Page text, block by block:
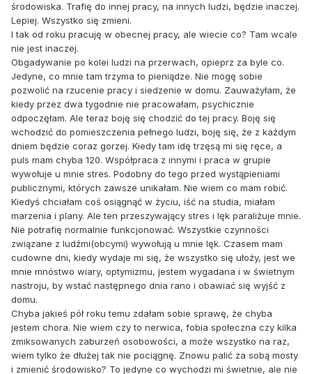
środowiska. Trafię do innej pracy, na innych ludzi, będzie inaczej.
Lepiej. Wszystko się zmieni.
I tak od roku pracuję w obecnej pracy, ale wiecie co? Tam wcale
nie jest inaczej.
Obgadywanie po kolei ludzi na przerwach, opieprz za byle co.
Jedyne, co mnie tam trzyma to pieniądze. Nie mogę sobie
pozwolić na rzucenie pracy i siedzenie w domu. Zauważyłam, że
kiedy przez dwa tygodnie nie pracowałam, psychicznie
odpoczęłam. Ale teraz boję się chodzić do tej pracy. Boję się
wchodzić do pomieszczenia pełnego ludzi, boję się, że z każdym
dniem będzie coraz gorzej. Kiedy tam idę trzęsą mi się ręce, a
puls mam chyba 120. Współpraca z innymi i praca w grupie
wywołuje u mnie stres. Podobny do tego przed wystąpieniami
publicznymi, których zawsze unikałam. Nie wiem co mam robić.
Kiedyś chciałam coś osiągnąć w życiu, iść na studia, miałam
marzenia i plany. Ale ten przeszywający stres i lęk paraliżuje mnie.
Nie potrafię normalnie funkcjonować. Wszystkie czynności
związane z ludźmi(obcymi) wywołują u mnie lęk. Czasem mam
cudowne dni, kiedy wydaje mi się, że wszystko się ułoży, jest we
mnie mnóstwo wiary, optymizmu, jestem wygadana i w świetnym
nastroju, by wstać następnego dnia rano i obawiać się wyjść z
domu.
Chyba jakieś pół roku temu zdałam sobie sprawę, że chyba
jestem chora. Nie wiem czy to nerwica, fobia społeczna czy kilka
zmiksowanych zaburzeń osobowości, a może wszystko na raz,
wiem tylko że dłużej tak nie pociągnę. Znowu palić za sobą mosty
i zmienić środowisko? To jedyne co wychodzi mi świetnie, ale nie